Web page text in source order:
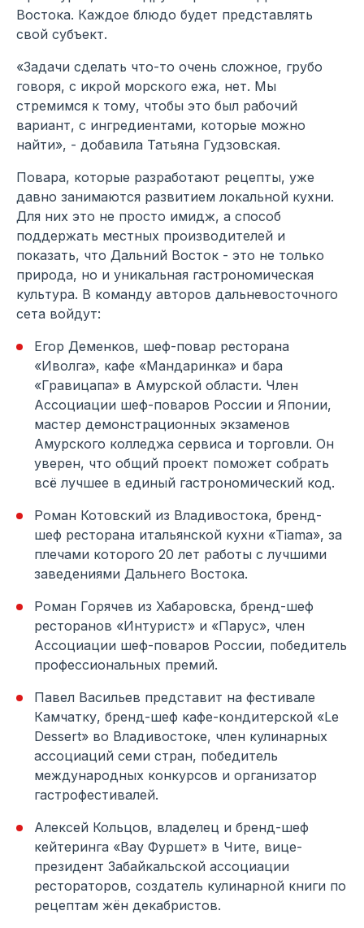
Востока. Каждое блюдо будет представлять
свой субъект.
«Задачи сделать что-то очень сложное, грубо
говоря, с икрой морского ежа, нет. Мы
стремимся к тому, чтобы это был рабочий
вариант, с ингредиентами, которые можно
найти», - добавила Татьяна Гудзовская.
Повара, которые разработают рецепты, уже
давно занимаются развитием локальной кухни.
Для них это не просто имидж, а способ
поддержать местных производителей и
показать, что Дальний Восток - это не только
природа, но и уникальная гастрономическая
культура. В команду авторов дальневосточного
сета войдут:
Егор Деменков, шеф-повар ресторана
«Иволга», кафе «Мандаринка» и бара
«Гравицапа» в Амурской области. Член
Ассоциации шеф-поваров России и Японии,
мастер демонстрационных экзаменов
Амурского колледжа сервиса и торговли. Он
уверен, что общий проект поможет собрать
всё лучшее в единый гастрономический код.
Роман Котовский из Владивостока, бренд-
шеф ресторана итальянской кухни «Tiama», за
плечами которого 20 лет работы с лучшими
заведениями Дальнего Востока.
Роман Горячев из Хабаровска, бренд-шеф
ресторанов «Интурист» и «Парус», член
Ассоциации шеф-поваров России, победитель
профессиональных премий.
Павел Васильев представит на фестивале
Камчатку, бренд-шеф кафе-кондитерской «Le
Dessert» во Владивостоке, член кулинарных
ассоциаций семи стран, победитель
международных конкурсов и организатор
гастрофестивалей.
Алексей Кольцов, владелец и бренд-шеф
кейтеринга «Вау Фуршет» в Чите, вице-
президент Забайкальской ассоциации
рестораторов, создатель кулинарной книги по
рецептам жён декабристов.